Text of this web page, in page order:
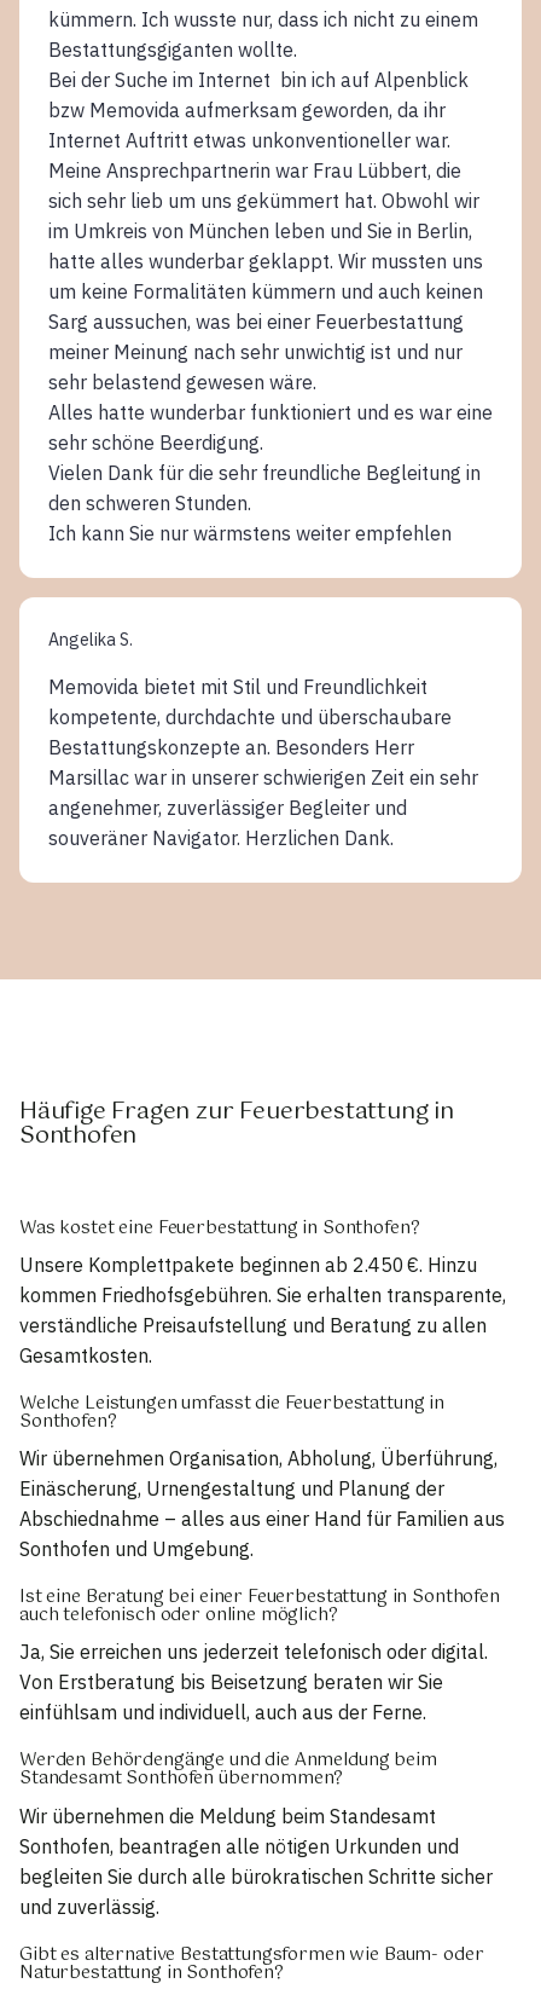
kümmern. Ich wusste nur, dass ich nicht zu einem
Bestattungsgiganten wollte.
Bei der Suche im Internet bin ich auf Alpenblick
bzw Memovida aufmerksam geworden, da ihr
Internet Auftritt etwas unkonventioneller war.
Meine Ansprechpartnerin war Frau Lübbert, die
sich sehr lieb um uns gekümmert hat. Obwohl wir
im Umkreis von München leben und Sie in Berlin,
hatte alles wunderbar geklappt. Wir mussten uns
um keine Formalitäten kümmern und auch keinen
Sarg aussuchen, was bei einer Feuerbestattung
meiner Meinung nach sehr unwichtig ist und nur
sehr belastend gewesen wäre.
Alles hatte wunderbar funktioniert und es war eine
sehr schöne Beerdigung.
Vielen Dank für die sehr freundliche Begleitung in
den schweren Stunden.
Ich kann Sie nur wärmstens weiter empfehlen
Angelika S.
Memovida bietet mit Stil und Freundlichkeit
kompetente, durchdachte und überschaubare
Bestattungskonzepte an. Besonders Herr
Marsillac war in unserer schwierigen Zeit ein sehr
angenehmer, zuverlässiger Begleiter und
souveräner Navigator. Herzlichen Dank.
Häufige Fragen zur Feuerbestattung in
Sonthofen
Was kostet eine Feuerbestattung in Sonthofen?
Unsere Komplettpakete beginnen ab 2.450 €. Hinzu
kommen Friedhofsgebühren. Sie erhalten transparente,
verständliche Preisaufstellung und Beratung zu allen
Gesamtkosten.
Welche Leistungen umfasst die Feuerbestattung in
Sonthofen?
Wir übernehmen Organisation, Abholung, Überführung,
Einäscherung, Urnengestaltung und Planung der
Abschiednahme – alles aus einer Hand für Familien aus
Sonthofen und Umgebung.
Ist eine Beratung bei einer Feuerbestattung in Sonthofen
auch telefonisch oder online möglich?
Ja, Sie erreichen uns jederzeit telefonisch oder digital.
Von Erstberatung bis Beisetzung beraten wir Sie
einfühlsam und individuell, auch aus der Ferne.
Werden Behördengänge und die Anmeldung beim
Standesamt Sonthofen übernommen?
Wir übernehmen die Meldung beim Standesamt
Sonthofen, beantragen alle nötigen Urkunden und
begleiten Sie durch alle bürokratischen Schritte sicher
und zuverlässig.
Gibt es alternative Bestattungsformen wie Baum- oder
Naturbestattung in Sonthofen?